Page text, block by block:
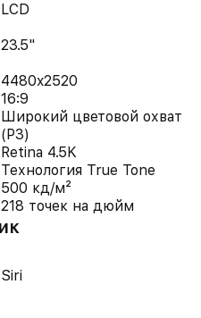
LCD
23.5"
4480x2520
16:9
Широкий цветовой охват
(P3)
Retina 4.5K
Технология True Tone
500 кд/м²
218 точек на дюйм
Siri